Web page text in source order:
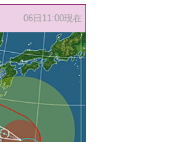
06日11:00現在